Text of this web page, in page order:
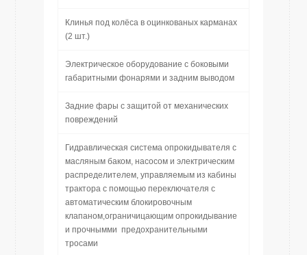
Клинья под колёса в оцинкованых карманах
(2 шт.)
Электрическое оборудование с боковыми
габаритными фонарями и задним выводом
Задние фары с защитой от механических
повреждений
Гидравлическая система опрокидывателя с
масляным баком, насосом и электрическим
распределителем, управляемым из кабины
трактора с помощью переключателя с
автоматическим блокировочным
клапаном,ограничицающим опрокидывание
и прочнымми предохранительными
тросами